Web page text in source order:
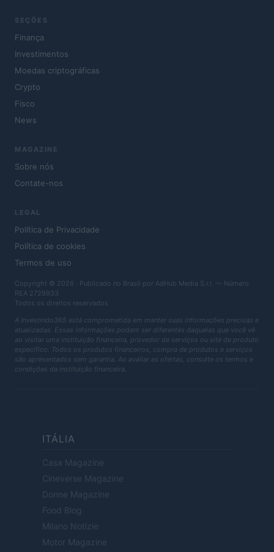
SEÇÕES
Finança
Investimentos
Moedas criptográficas
Crypto
Fisco
News
MAGAZINE
Sobre nós
Contate-nos
LEGAL
Política de Privacidade
Política de cookies
Termos de uso
Copyright © 2026 · Publicado no Brasil por AdHub Media S.r.l. — Número
REA 2729933
Todos os direitos reservados
A Investindo365 está comprometida em manter suas informações precisas e
atualizadas. Essas informações podem ser diferentes daquelas que você vê
ao visitar uma instituição financeira, provedor de serviços ou site de produto
específico. Todos os produtos financeiros, compra de produtos e serviços
são apresentados sem garantia. Ao avaliar as ofertas, consulte os termos e
condições da instituição financeira.
ITÁLIA
Casa Magazine
Cineverse Magazine
Donne Magazine
Food Blog
Milano Notizie
Motor Magazine